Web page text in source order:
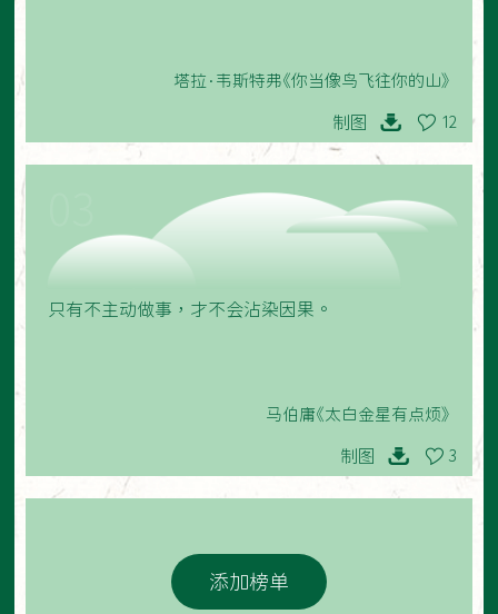
塔拉·韦斯特弗《你当像鸟飞往你的山》
制图 12
只有不主动做事，才不会沾染因果。
马伯庸《太白金星有点烦》
制图 3
添加榜单